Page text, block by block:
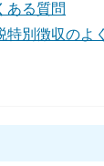
ある質問
特別徴収のよ